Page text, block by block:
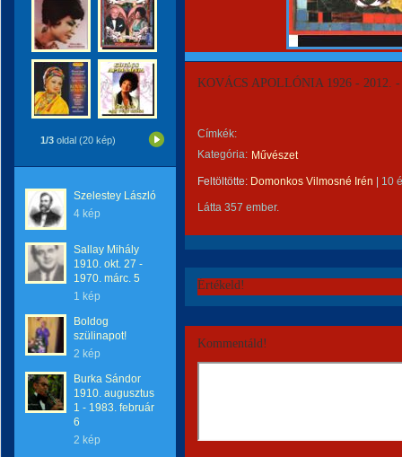
1/3 oldal (20 kép)
Szelestey László
4 kép
Sallay Mihály
1910. okt. 27 -
1970. márc. 5
1 kép
Boldog
szülinapot!
2 kép
Burka Sándor
1910. augusztus
1 - 1983. február
6
2 kép
KOVÁCS APOLLÓNIA 1926 - 2012.
Címkék:
Kategória: Művészet
Feltöltötte: Domonkos Vilmosné Irén 10
Látta 357 ember.
Értékeld!
Kommentáld!